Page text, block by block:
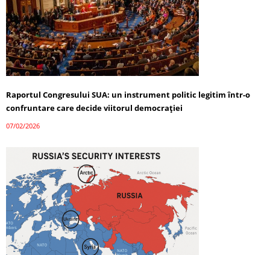
Raportul Congresului SUA: un instrument politic legitim într-o
confruntare care decide viitorul democrației
07/02/2026